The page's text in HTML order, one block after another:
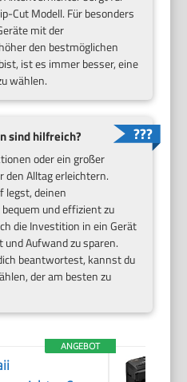
Cut Modell. Für besonders
mit der
den bestmöglichen
ist es immer besser, eine
wählen.
sind hilfreich?
oder ein großer
den Alltag erleichtern.
legst, deinen
und effizient zu
die Investition in ein Gerät
Aufwand zu sparen.
beantwortest, kannst du
der am besten zu
ANGEBOT